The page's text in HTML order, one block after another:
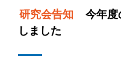
研究会告知
今年度
しました